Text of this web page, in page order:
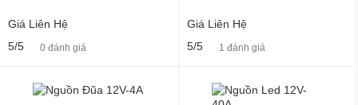
Giá Liên Hệ
5/5
0 đánh giá
Giá Liên Hệ
5/5
1 đánh giá